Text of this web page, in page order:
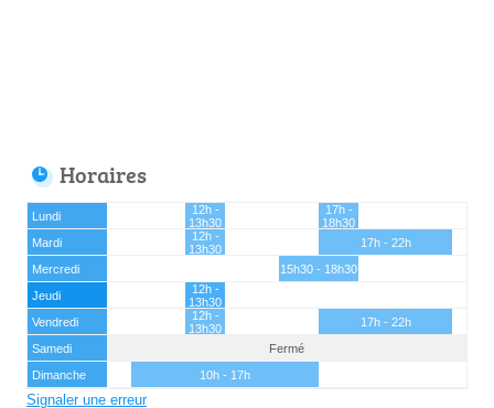
Horaires
Lundi
12h -
13h30
17h -
18h30
Mardi
12h -
13h30
17h - 22h
Mercredi
15h30 - 18h30
Jeudi
12h -
13h30
Vendredi
12h -
13h30
17h - 22h
Samedi
Fermé
Dimanche
10h - 17h
Signaler une erreur